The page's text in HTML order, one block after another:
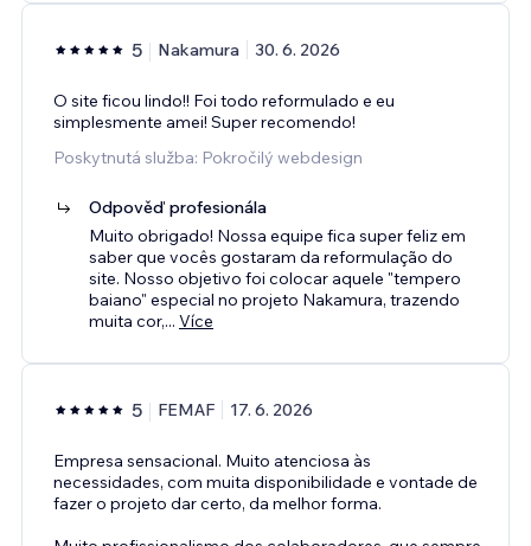
5 Nakamura 30. 6. 2026
O site ficou lindo!! Foi todo reformulado e eu
simplesmente amei! Super recomendo!
Poskytnutá služba: Pokročilý webdesign
Odpověď profesionála
Muito obrigado! Nossa equipe fica super feliz em
saber que vocês gostaram da reformulação do
site. Nosso objetivo foi colocar aquele "tempero
baiano" especial no projeto Nakamura, trazendo
muita cor,... Více
5 FEMAF 17. 6. 2026
Empresa sensacional. Muito atenciosa às
necessidades, com muita disponibilidade e vontade de
fazer o projeto dar certo, da melhor forma.